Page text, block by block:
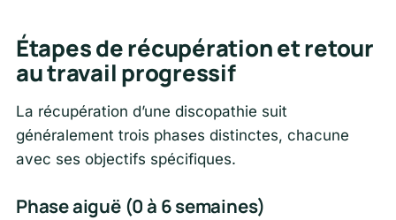
Étapes de récupération et retour
au travail progressif
La récupération d’une discopathie suit
généralement trois phases distinctes, chacune
avec ses objectifs spécifiques.
Phase aiguë (0 à 6 semaines)